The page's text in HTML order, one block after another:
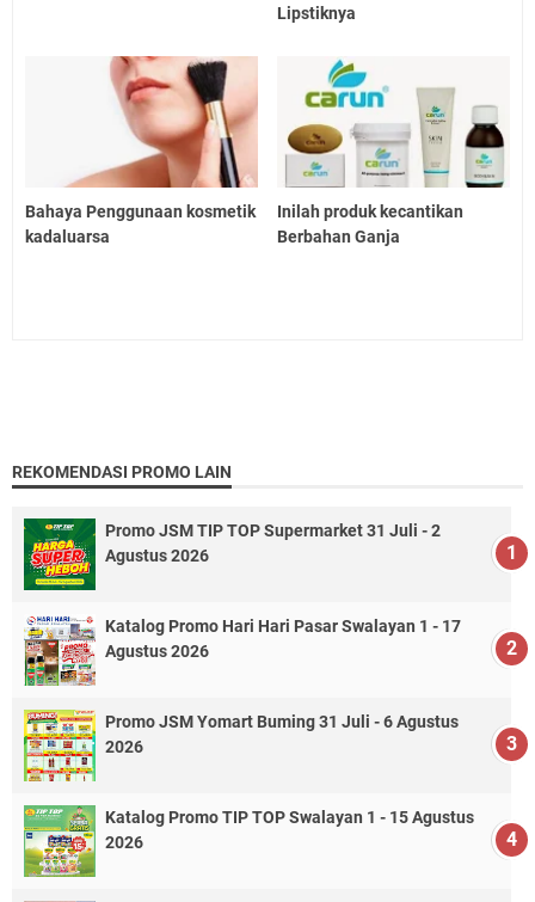
Lipstiknya
Bahaya Penggunaan kosmetik
kadaluarsa
Inilah produk kecantikan
Berbahan Ganja
REKOMENDASI PROMO LAIN
Promo JSM TIP TOP Supermarket 31 Juli - 2
Agustus 2026
Katalog Promo Hari Hari Pasar Swalayan 1 - 17
Agustus 2026
Promo JSM Yomart Buming 31 Juli - 6 Agustus
2026
Katalog Promo TIP TOP Swalayan 1 - 15 Agustus
2026